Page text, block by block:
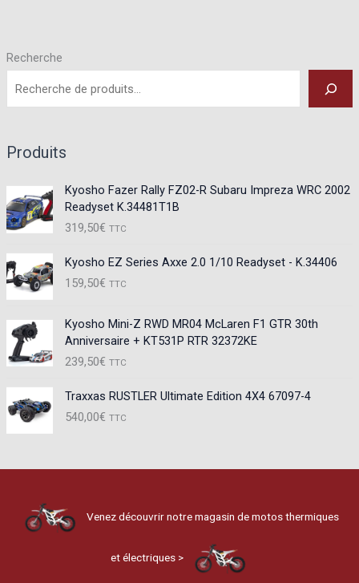
Recherche
Produits
Kyosho Fazer Rally FZ02-R Subaru Impreza WRC 2002
Readyset K.34481T1B
319,50€ TTC
Kyosho EZ Series Axxe 2.0 1/10 Readyset - K.34406
159,50€ TTC
Kyosho Mini-Z RWD MR04 McLaren F1 GTR 30th
Anniversaire + KT531P RTR 32372KE
239,50€ TTC
Traxxas RUSTLER Ultimate Edition 4X4 67097-4
540,00€ TTC
Venez découvrir notre magasin de motos thermiques
et électriques >